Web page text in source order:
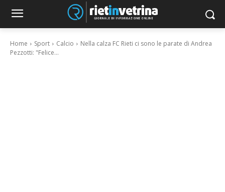
Home Sport Calcio
Nella calza FC Rieti ci sono le parate di Andrea
Pezzotti: "Felice...